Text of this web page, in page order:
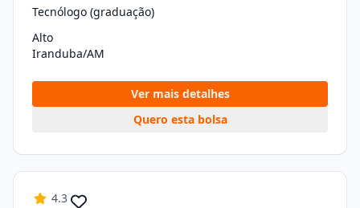
Tecnólogo (graduação)
Alto
Iranduba/AM
Ver mais detalhes
Quero esta bolsa
4.3